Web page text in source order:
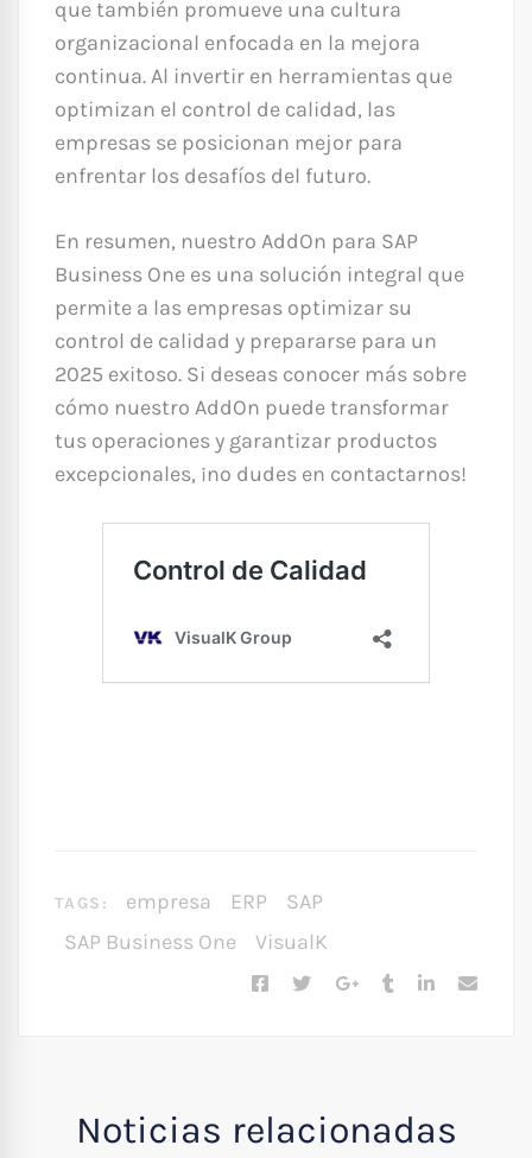
que también promueve una cultura
organizacional enfocada en la mejora
continua. Al invertir en herramientas que
optimizan el control de calidad, las
empresas se posicionan mejor para
enfrentar los desafíos del futuro.
En resumen, nuestro AddOn para SAP
Business One es una solución integral que
permite a las empresas optimizar su
control de calidad y prepararse para un
2025 exitoso. Si deseas conocer más sobre
cómo nuestro AddOn puede transformar
tus operaciones y garantizar productos
excepcionales, ¡no dudes en contactarnos!
TAGS: empresa ERP
SAP
SAP Business One
VisualK
Noticias relacionadas